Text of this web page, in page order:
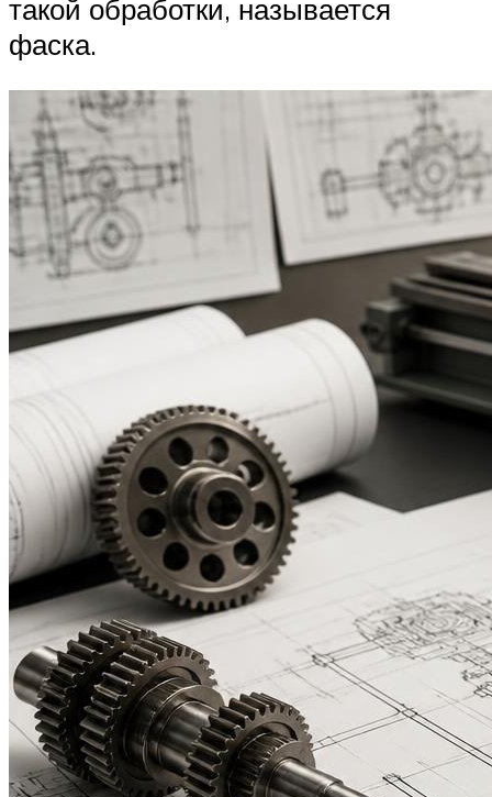
такой обработки, называется
фаска.